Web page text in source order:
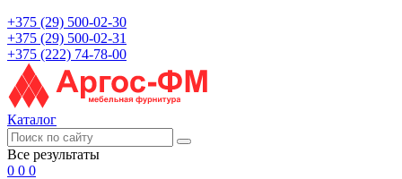
+375 (29) 500-02-30
+375 (29) 500-02-31
+375 (222) 74-78-00
Каталог
Все результаты
0 0 0